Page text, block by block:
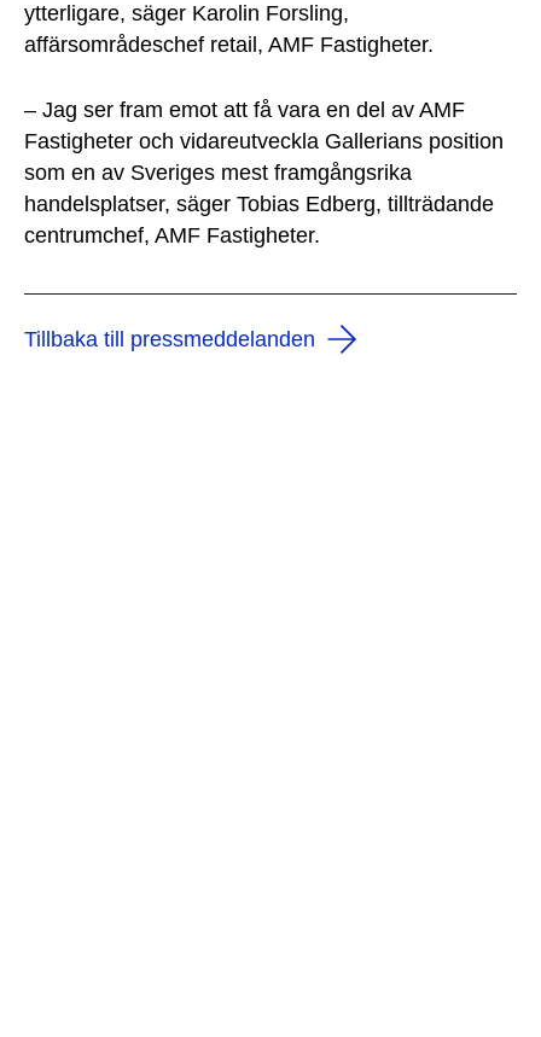
ytterligare, säger Karolin Forsling,
affärsområdeschef retail, AMF Fastigheter.
– Jag ser fram emot att få vara en del av AMF
Fastigheter och vidareutveckla Gallerians position
som en av Sveriges mest framgångsrika
handelsplatser, säger Tobias Edberg, tillträdande
centrumchef, AMF Fastigheter.
Tillbaka till pressmeddelanden